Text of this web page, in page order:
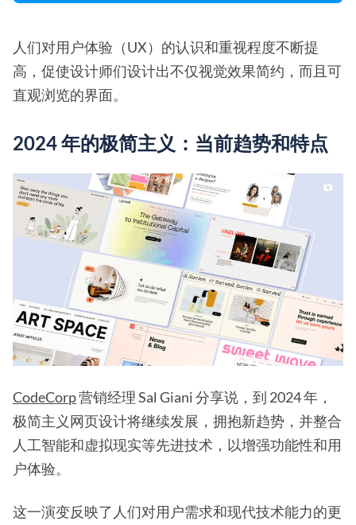
人们对用户体验（UX）的认识和重视程度不断提
高，促使设计师们设计出不仅视觉效果简约，而且可
直观浏览的界面。
2024 年的极简主义：当前趋势和特点
CodeCorp营销经理 Sal Giani 分享说，到 2024 年，
极简主义网页设计将继续发展，拥抱新趋势，并整合
人工智能和虚拟现实等先进技术，以增强功能性和用
户体验。
这一演变反映了人们对用户需求和现代技术能力的更